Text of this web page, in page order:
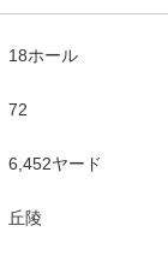
18ホール
72
6,452ヤード
丘陵